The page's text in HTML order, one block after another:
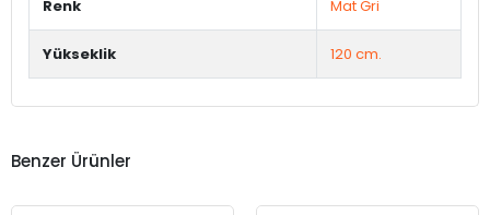
Renk Mat Gri
Yükseklik 120 cm.
Benzer Ürünler